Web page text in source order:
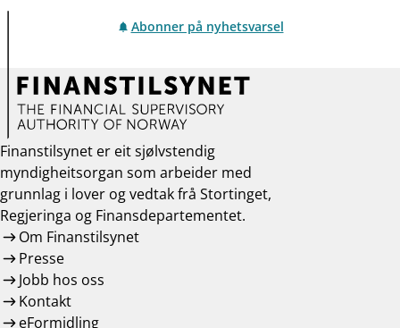
Abonner på nyhetsvarsel
Finanstilsynet er eit sjølvstendig
myndigheitsorgan som arbeider med
grunnlag i lover og vedtak frå Stortinget,
Regjeringa og Finansdepartementet.
Om Finanstilsynet
Presse
Jobb hos oss
Kontakt
eFormidling